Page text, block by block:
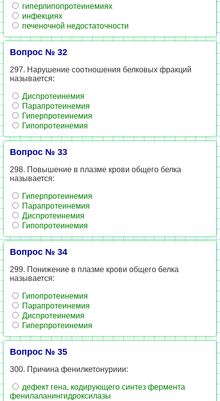
гиперлипопротеинемиях
инфекциях
печеночной недостаточности
Вопрос № 32
297. Нарушение соотношения белковых фракций
называется:
Диспротеинемия
Парапротеинемия
Гиперпротеинемия
Гипопротеинемия
Вопрос № 33
298. Повышение в плазме крови общего белка
называется:
Гиперпротеинемия
Парапротеинемия
Диспротеинемия
Гипопротеинемия
Вопрос № 34
299. Понижение в плазме крови общего белка
называется:
Гипопротеинемия
Парапротеинемия
Диспротеинемия
Гиперпротеинемия
Вопрос № 35
300. Причина фенилкетонуриии:
дефект гена, кодирующего синтез фермента
фенилаланингидроксилазы